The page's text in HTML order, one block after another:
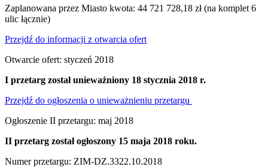
Zaplanowana przez Miasto kwota: 44 721 728,18 zł (na komplet 6
ulic łącznie)
Przejdź do informacji z otwarcia ofert
Otwarcie ofert: styczeń 2018
I przetarg został unieważniony 18 stycznia 2018 r.
Przejdź do ogłoszenia o unieważnieniu przetargu
Ogłoszenie II przetargu: maj 2018
II przetarg został ogłoszony 15 maja 2018 roku.
Numer przetargu: ZIM-DZ.3322.10.2018